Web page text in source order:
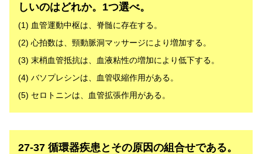
しいのはどれか。1つ選べ。
(1) 血管運動中枢は、脊髄に存在する。
(2) 心拍数は、頸動脈洞マッサージにより増加する。
(3) 末梢血管抵抗は、血液粘性の増加により低下する。
(4) バソプレシンは、血管収縮作用がある。
(5) セロトニンは、血管拡張作用がある。
解答
27-37 循環器疾患とその原因の組合せである。